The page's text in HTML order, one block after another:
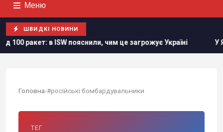
Меню
ШВИДКІ НОВИНИ
в ISW пояснили, чим це загрожує Україні У
Головна›#російські бомбардувальники
ТЕГ